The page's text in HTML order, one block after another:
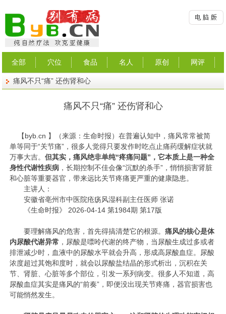
全部 穴位 食品 名人 原创 网评
痛风不只“痛” 还伤肾和心
痛风不只“痛” 还伤肾和心
【byb.cn 】（来源：生命时报）在普遍认知中，痛风常常被简
单等同于“关节痛”，很多人觉得只要发作时吃点止痛药缓解症状就
万事大吉。但其实，痛风绝非单纯“疼痛问题”，它本质上是一种全
身性代谢性疾病 ，长期控制不佳会像“沉默的杀手”，悄悄损害肾脏
和心脏等重要器官，带来远比关节疼痛更严重的健康隐患。
主讲人：
安徽省亳州市中医院疮疡风湿科副主任医师 张诺
《生命时报》 2026-04-14 第1984期 第17版
要理解痛风的危害，首先得搞清楚它的根源。痛风的核心是体
内尿酸代谢异常 ，尿酸是嘌呤代谢的终产物，当尿酸生成过多或者
排泄减少时，血液中的尿酸水平就会升高，形成高尿酸血症。尿酸
浓度超过其饱和度时，就会以尿酸盐结晶的形式析出，沉积在关
节、肾脏、心脏等多个部位，引发一系列病变。很多人不知道，高
尿酸血症其实是痛风的“前奏”，即便没出现关节疼痛，器官损害也
可能悄然发生。